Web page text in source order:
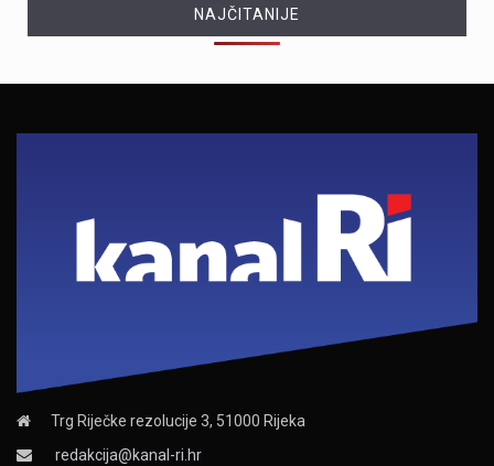
NAJČITANIJE
Trg Riječke rezolucije 3, 51000 Rijeka
redakcija@kanal-ri.hr